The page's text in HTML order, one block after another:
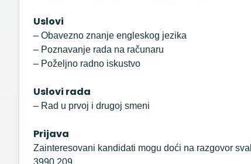
Uslovi
– Obavezno znanje engleskog jezika
– Poznavanje rada na računaru
– Poželjno radno iskustvo
Uslovi rada
– Rad u prvoj i drugoj smeni
Prijava
Zainteresovani kandidati mogu doći na razgovor
3990 209